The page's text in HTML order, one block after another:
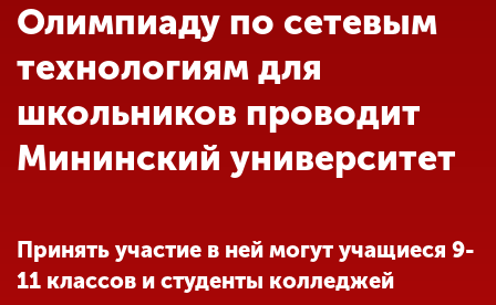
Абитуриенту
Обучение
Международная
Олимпиаду по сетевым
технологиям для
школьников проводит
Мининский университет
Принять участие в ней могут учащиеся 9-
11 классов и студенты колледжей